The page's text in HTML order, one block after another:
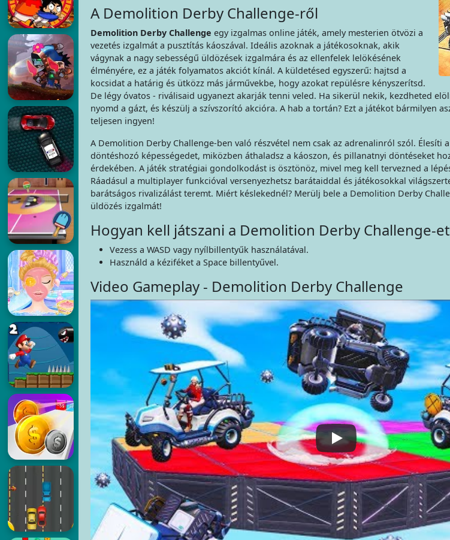
A Demolition Derby Challenge-ről
Demolition Derby Challenge egy izgalmas online játék, amely mesterien ötvözi a
vezetés izgalmát a pusztítás káoszával. Ideális azoknak a játékosoknak, akik
vágynak a nagy sebességű üldözések izgalmára és az ellenfelek lelökésének
élményére, ez a játék folyamatos akciót kínál. A küldetésed egyszerű: hajtsd a
kocsidat a határig és ütközz más járművekbe, hogy azokat repülésre kényszerítsd.
De légy óvatos - riválisaid ugyanezt akarják tenni veled. Ha sikerül nekik, kezdheted
nyomd a gázt, és készülj a szívszorító akcióra. A hab a tortán? Ezt a játékot bármilyen
teljesen ingyen!
A Demolition Derby Challenge-ben való részvétel nem csak az adrenalinról szól. Élesíti
döntéshozó képességedet, miközben áthaladsz a káoszon, és pillanatnyi döntéseket
érdekében. A játék stratégiai gondolkodást is ösztönöz, mivel meg kell tervezned a
Ráadásul a multiplayer funkcióval versenyezhetsz barátaiddal és játékosokkal
barátságos rivalizálást teremt. Miért késlekednél? Merülj bele a Demolition Derby
üldözés izgalmát!
Hogyan kell játszani a Demolition Derby Challenge-
Vezess a WASD vagy nyílbillentyűk használatával.
Használd a kéziféket a Space billentyűvel.
Video Gameplay - Demolition Derby Challenge